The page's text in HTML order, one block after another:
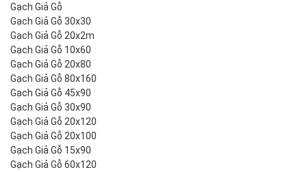
Gạch Giả Gỗ
Gạch Giả Gỗ 30x30
Gạch Giả Gỗ 20x2m
Gạch Giả Gỗ 10x60
Gạch Giả Gỗ 20x80
Gạch Giả Gỗ 80x160
Gạch Giả Gỗ 45x90
Gạch Giả Gỗ 30x90
Gạch Giả Gỗ 20x120
Gạch Giả Gỗ 20x100
Gạch Giả Gỗ 15x90
Gạch Giả Gỗ 60x120